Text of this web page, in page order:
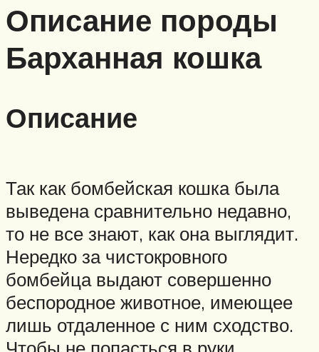
Описание породы
Барханная кошка
Описание
Так как бомбейская кошка была
выведена сравнительно недавно,
то не все знают, как она выглядит.
Нередко за чистокровного
бомбейца выдают совершенно
беспородное животное, имеющее
лишь отдаленное с ним сходство.